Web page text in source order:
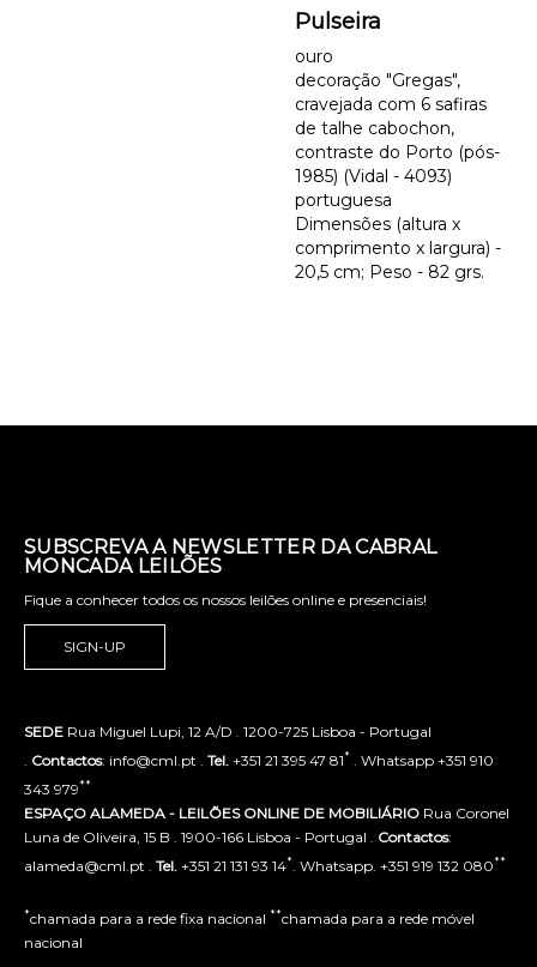
Pulseira
ouro
decoração "Gregas",
cravejada com 6 safiras
de talhe cabochon,
contraste do Porto (pós-
1985) (Vidal - 4093)
portuguesa
Dimensões (altura x
comprimento x largura) -
20,5 cm; Peso - 82 grs.
SUBSCREVA A NEWSLETTER DA CABRAL
MONCADA LEILÕES
Fique a conhecer todos os nossos leilões online e presenciais!
SIGN-UP
SEDE Rua Miguel Lupi, 12 A/D . 1200-725 Lisboa - Portugal
Contactos: info@cml.pt . Tel. +351 21 395 47 81* . Whatsapp +351 910
343 979**
ESPAÇO ALAMEDA - LEILÕES ONLINE DE MOBILIÁRIO Rua Coronel
Luna de Oliveira, 15 B . 1900-166 Lisboa - Portugal . Contactos:
alameda@cml.pt . Tel. +351 21 131 93 14* . Whatsapp. +351 919 132 080**
*chamada para a rede fixa nacional **chamada para a rede móvel
nacional